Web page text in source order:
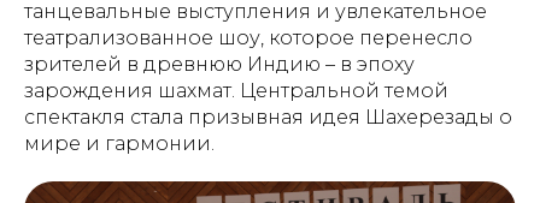
танцевальные выступления и увлекательное
театрализованное шоу, которое перенесло
зрителей в древнюю Индию – в эпоху
зарождения шахмат. Центральной темой
спектакля стала призывная идея Шахерезады о
мире и гармонии.